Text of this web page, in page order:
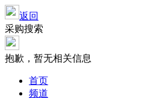
返回
采购搜索
抱歉，暂无相关信息
首页
频道